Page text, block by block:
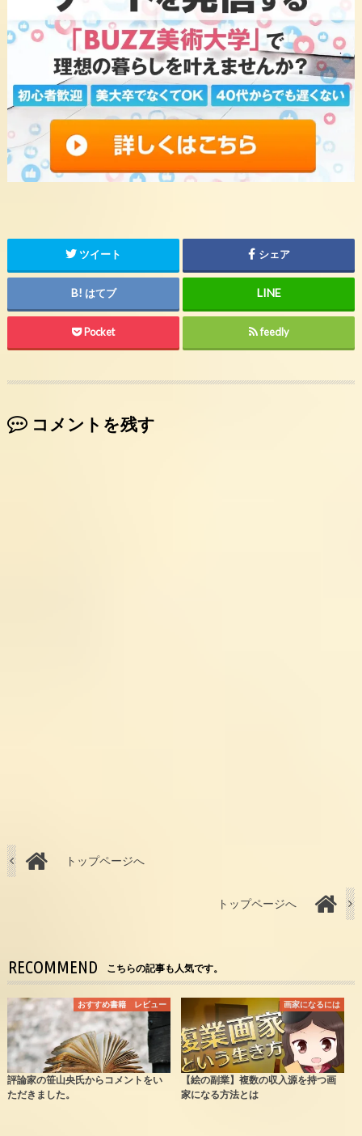
ツイート シェア
はてブ
Pocket feedly
コメントを残す
トップページへ
トップページへ
RECOMMEND こちらの記事も人気です。
おすすめ書籍 レビュー
評論家の笹山央氏からコメントをい
ただきました。
画家になるには
【絵の副業】複数の収入源を持つ画
家になる方法とは